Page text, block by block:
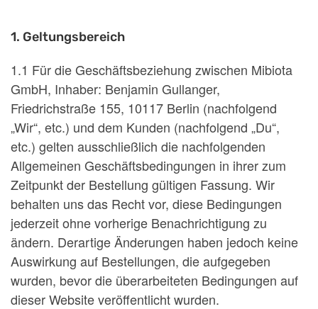
1. Geltungsbereich
1.1 Für die Geschäftsbeziehung zwischen Mibiota
GmbH, Inhaber: Benjamin Gullanger,
Friedrichstraße 155, 10117 Berlin (nachfolgend
„Wir“, etc.) und dem Kunden (nachfolgend „Du“,
etc.) gelten ausschließlich die nachfolgenden
Allgemeinen Geschäftsbedingungen in ihrer zum
Zeitpunkt der Bestellung gültigen Fassung. Wir
behalten uns das Recht vor, diese Bedingungen
jederzeit ohne vorherige Benachrichtigung zu
ändern. Derartige Änderungen haben jedoch keine
Auswirkung auf Bestellungen, die aufgegeben
wurden, bevor die überarbeiteten Bedingungen auf
dieser Website veröffentlicht wurden.